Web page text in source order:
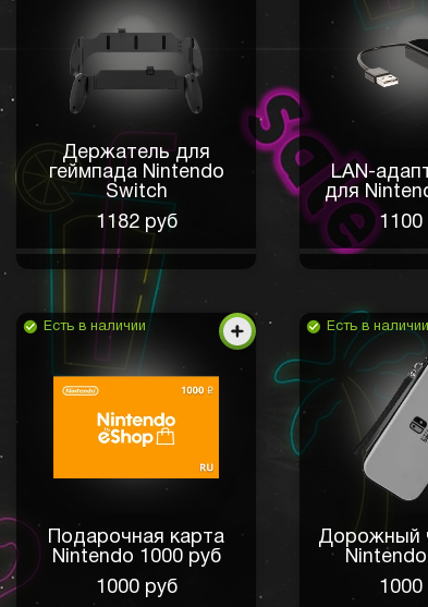
Держатель для
геймпада Nintendo
Switch
1182 руб
LAN-
для
1100
Есть в наличии
Подарочная карта
Nintendo 1000 руб
1000 руб
Есть в наличии
Дорожный
1000